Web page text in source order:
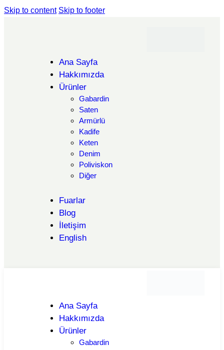
Skip to content Skip to footer
Ana Sayfa
Hakkımızda
Ürünler
Gabardin
Saten
Armürlü
Kadife
Keten
Denim
Poliviskon
Diğer
Fuarlar
Blog
İletişim
English
Ana Sayfa
Hakkımızda
Ürünler
Gabardin